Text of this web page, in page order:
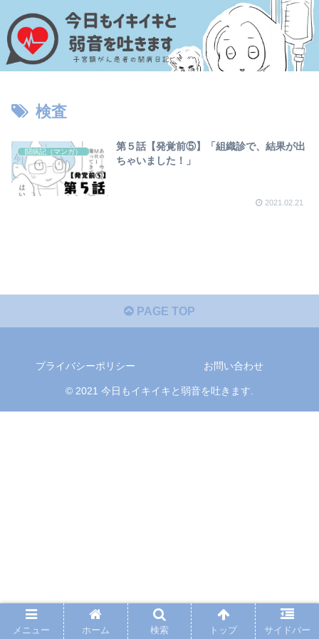
検査
闘病記（マンガ）
第５話【発覚前⑤】「組織診で、結果が出
ちゃいました！」
2021.02.21
PAGE TOP
プライバシーポリシー お問い合わせ
© 2021 今日もイキイキと弱音を吐きます.
メニュー ホーム 検索 トップ サイドバー